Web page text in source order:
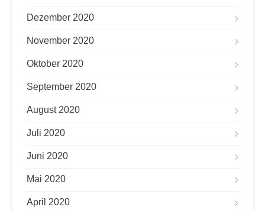
Dezember 2020
November 2020
Oktober 2020
September 2020
August 2020
Juli 2020
Juni 2020
Mai 2020
April 2020